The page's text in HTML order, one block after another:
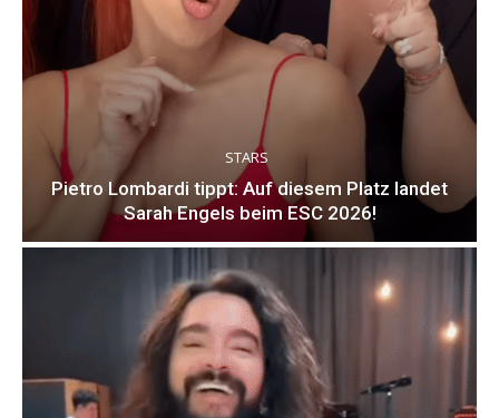
STARS
Pietro Lombardi tippt: Auf diesem Platz landet
Sarah Engels beim ESC 2026!